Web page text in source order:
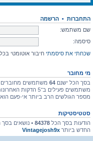
התחברות • הרשמה
שם משתמש:
סיסמה:
שכחתי את סיסמתי חיבור אוטומטי
מי מחובר
בסך הכל ישנם 64
משתמשים פעילים ב־5 הדקות האחרונות)
מספר הגולשים הרב ביותר אי-פעם הוא
סטטיסטיקות
הודעות בסך הכל 84378 • נושאים בסך
החדש ביותר Vintagejosh9x